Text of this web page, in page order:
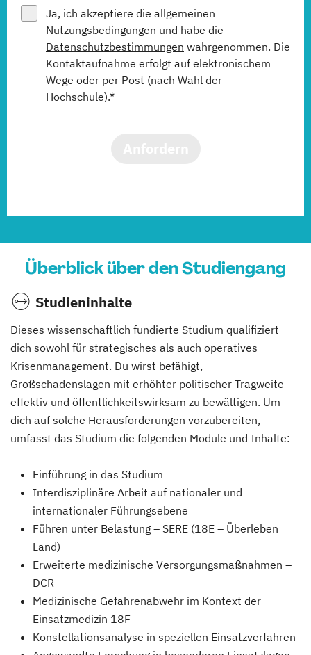
Ja, ich akzeptiere die allgemeinen
Nutzungsbedingungen und habe die
Datenschutzbestimmungen wahrgenommen. Die
Kontaktaufnahme erfolgt auf elektronischem
Wege oder per Post (nach Wahl der
Hochschule).*
Überblick über den Studiengang
Studieninhalte
Dieses wissenschaftlich fundierte Studium qualifiziert
dich sowohl für strategisches als auch operatives
Krisenmanagement. Du wirst befähigt,
Großschadenslagen mit erhöhter politischer Tragweite
effektiv und öffentlichkeitswirksam zu bewältigen. Um
dich auf solche Herausforderungen vorzubereiten,
umfasst das Studium die folgenden Module und Inhalte:
Einführung in das Studium
Interdisziplinäre Arbeit auf nationaler und
internationaler Führungsebene
Führen unter Belastung – SERE (18E – Überleben
Land)
Erweiterte medizinische Versorgungsmaßnahmen –
DCR
Medizinische Gefahrenabwehr im Kontext der
Einsatzmedizin 18F
Konstellationsanalyse in speziellen Einsatzverfahren